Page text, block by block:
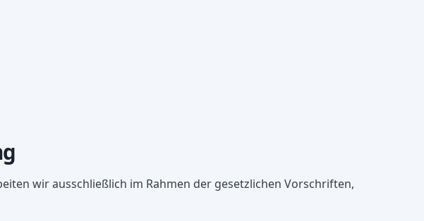
wir ausschließlich im Rahmen der gesetzlichen Vorschriften,